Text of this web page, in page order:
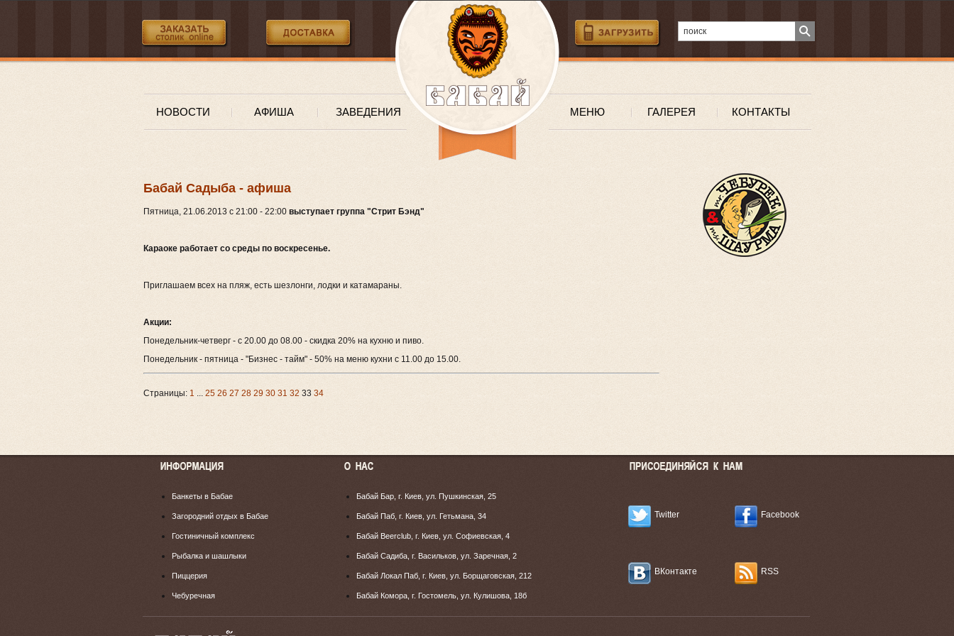
НОВОСТИ АФИША ЗАВЕДЕНИЯ МЕНЮ ГАЛЕРЕЯ КОНТАКТЫ
Бабай Садыба - афиша
Пятница, 21.06.2013 c 21:00 - 22:00 выступает группа "Стрит Бэнд"
Караоке работает со среды по воскресенье.
Приглашаем всех на пляж, есть шезлонги, лодки и катамараны.
Акции:
Понедельник-четверг - с 20.00 до 08.00 - скидка 20% на кухню и пиво.
Понедельник - пятница - "Бизнес - тайм" - 50% на меню кухни с 11.00 до 15.00.
Страницы: 1 ... 25 26 27 28 29 30 31 32 33 34
Банкеты в Бабае
Загородний отдых в Бабае
Гостиничный комплекс
Рыбалка и шашлыки
Пиццерия
Чебуречная
Бабай Бар, г. Киев, ул. Пушкинская, 25
Бабай Паб, г. Киев, ул. Гетьмана, 34
Бабай Beerclub, г. Киев, ул. Софиевская, 4
Бабай Садиба, г. Васильков, ул. Заречная, 2
Бабай Локал Паб, г. Киев, ул. Борщаговская, 212
Бабай Комора, г. Гостомель, ул. Кулишова, 18б
Twitter Facebook
ВКонтакте RSS